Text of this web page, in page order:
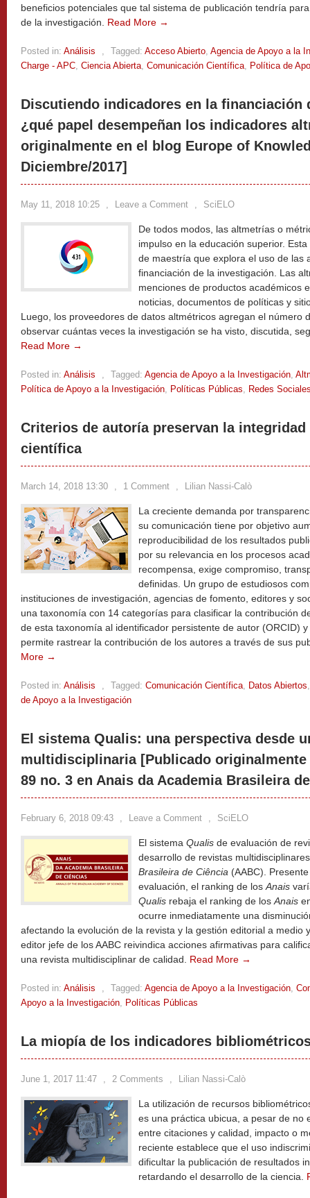
beneficios potenciales que tal sistema de publicación tendría
de la investigación. Read More →
Posted in: Análisis , Tagged: Acceso Abierto, Agencia de Apoyo a la
Charge - APC, Ciencia Abierta, Comunicación Científica, Política de
Discutiendo indicadores en la financiación
¿qué papel desempeñan los indicadores
originalmente en el blog Europe of
Diciembre/2017]
May 11, 2018 10:25 , Leave a Comment , SciELO
De todos modos, las altmetrías o
impulso en la educación superior.
de maestría que explora el uso de las
financiación de la investigación. Las
menciones de productos académicos
noticias, documentos de políticas y
Luego, los proveedores de datos altmétricos agregan el número
observar cuántas veces la investigación se ha visto, discutida,
Read More →
Posted in: Análisis , Tagged: Agencia de Apoyo a la Investigación,
Política de Apoyo a la Investigación, Políticas Públicas, Redes
Criterios de autoría preservan la
científica
March 14, 2018 13:30 , 1 Comment , Lilian Nassi-Calò
La creciente demanda por
su comunicación tiene por objetivo
reproducibilidad de los resultados
por su relevancia en los procesos
recompensa, exige compromiso,
definidas. Un grupo de estudiosos
instituciones de investigación, agencias de fomento, editores y
una taxonomía con 14 categorías para clasificar la contribución
de esta taxonomía al identificador persistente de autor (ORCID)
permite rastrear la contribución de los autores a través de sus
More →
Posted in: Análisis , Tagged: Comunicación Científica, Datos Abiertos
de Apoyo a la Investigación
El sistema Qualis: una perspectiva desde
multidisciplinaria [Publicado
89 no. 3 en Anais da Academia Brasileira
February 6, 2018 09:43 , Leave a Comment , SciELO
El sistema Qualis de evaluación de
desarrollo de revistas
Brasileira de Ciência (AABC).
evaluación, el ranking de los Anais
Qualis rebaja el ranking de los Anais
ocurre inmediatamente una
afectando la evolución de la revista y la gestión editorial a medio
editor jefe de los AABC reivindica acciones afirmativas para
una revista multidisciplinar de calidad. Read More →
Posted in: Análisis , Tagged: Agencia de Apoyo a la Investigación,
Apoyo a la Investigación, Políticas Públicas
La miopía de los indicadores
June 1, 2017 11:47 , 2 Comments , Lilian Nassi-Calò
La utilización de recursos
es una práctica ubicua, a pesar de no
entre citaciones y calidad, impacto o
reciente establece que el uso
dificultar la publicación de resultados
retardando el desarrollo de la ciencia.